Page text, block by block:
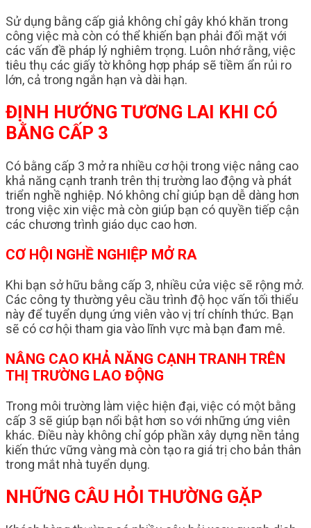
Sử dụng bằng cấp giả không chỉ gây khó khăn trong
công việc mà còn có thể khiến bạn phải đối mặt với
các vấn đề pháp lý nghiêm trọng. Luôn nhớ rằng, việc
tiêu thụ các giấy tờ không hợp pháp sẽ tiềm ẩn rủi ro
lớn, cả trong ngắn hạn và dài hạn.
ĐỊNH HƯỚNG TƯƠNG LAI KHI CÓ
BẰNG CẤP 3
Có bằng cấp 3 mở ra nhiều cơ hội trong việc nâng cao
khả năng cạnh tranh trên thị trường lao động và phát
triển nghề nghiệp. Nó không chỉ giúp bạn dễ dàng hơn
trong việc xin việc mà còn giúp bạn có quyền tiếp cận
các chương trình giáo dục cao hơn.
CƠ HỘI NGHỀ NGHIỆP MỞ RA
Khi bạn sở hữu bằng cấp 3, nhiều cửa việc sẽ rộng mở.
Các công ty thường yêu cầu trình độ học vấn tối thiểu
này để tuyển dụng ứng viên vào vị trí chính thức. Bạn
sẽ có cơ hội tham gia vào lĩnh vực mà bạn đam mê.
NÂNG CAO KHẢ NĂNG CẠNH TRANH TRÊN
THỊ TRƯỜNG LAO ĐỘNG
Trong môi trường làm việc hiện đại, việc có một bằng
cấp 3 sẽ giúp bạn nổi bật hơn so với những ứng viên
khác. Điều này không chỉ góp phần xây dựng nền tảng
kiến thức vững vàng mà còn tạo ra giá trị cho bản thân
trong mắt nhà tuyển dụng.
NHỮNG CÂU HỎI THƯỜNG GẶP